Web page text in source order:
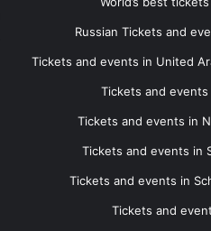
Russian Tickets and
Tickets and events in United
Tickets and events
Tickets and events in
Tickets and events in
Tickets and events in
Tickets and